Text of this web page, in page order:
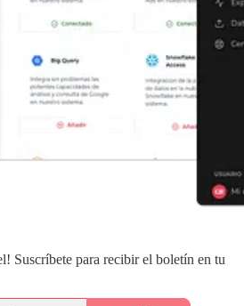
Suscríbete para recibir el boletín en tu